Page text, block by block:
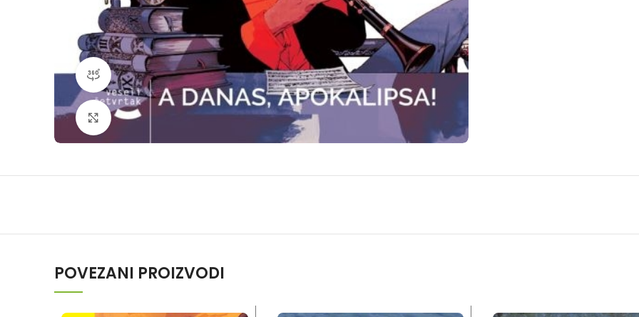
360 product view
Klikni da povečaš
POVEZANI PROIZVODI